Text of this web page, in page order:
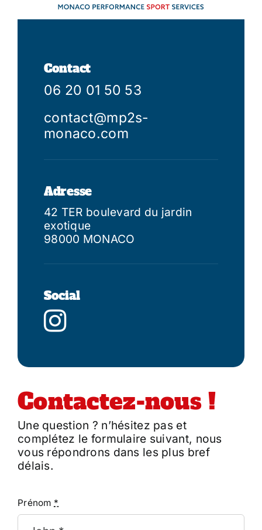
Contact
06 20 01 50 53
contact@mp2s-
monaco.com
Adresse
42 TER boulevard du jardin
exotique
98000 MONACO
Social
Contactez-nous !
Une question ? n’hésitez pas et
complétez le formulaire suivant, nous
vous répondrons dans les plus bref
délais.
Prénom *